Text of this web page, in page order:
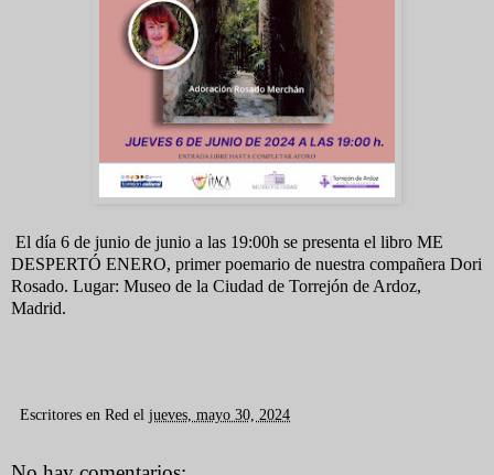
El día 6 de junio de junio a las 19:00h se presenta el libro ME
DESPERTÓ ENERO, primer poemario de nuestra compañera Dori
Rosado. Lugar: Museo de la Ciudad de Torrejón de Ardoz,
Madrid.
Escritores en Red el jueves, mayo 30, 2024